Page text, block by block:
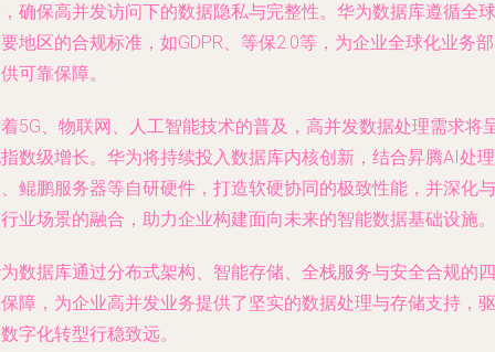
确保高并发访问下的数据隐私与完整性。华为数据库遵循全球
地区的合规标准，如GDPR、等保2.0等，为企业全球化业务
可靠保障。
5G、物联网、人工智能技术的普及，高并发数据处理需求将
数级增长。华为将持续投入数据库内核创新，结合昇腾AI处理
鲲鹏服务器等自研硬件，打造软硬协同的极致性能，并深化与
业场景的融合，助力企业构建面向未来的智能数据基础设施。
数据库通过分布式架构、智能存储、全栈服务与安全合规的四
障，为企业高并发业务提供了坚实的数据处理与存储支持，驱
字化转型行稳致远。